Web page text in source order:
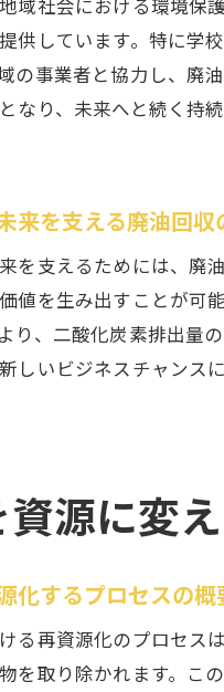
供しています。特に学
の事業者と協力し、廃
なり、未来へと続く持
来を支える廃油回収
を支えるためには、廃
値を生み出すことが可
り、二酸化炭素排出量
しいビジネスチャンス
源に変
化するプロセスの概
る再資源化のプロセス
を取り除かれます。こ